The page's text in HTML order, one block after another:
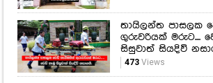
තායිලන්ත පාසලක
ගුරුවරියක් මරුට....
සිසුවාත් සියදිවි
473Views